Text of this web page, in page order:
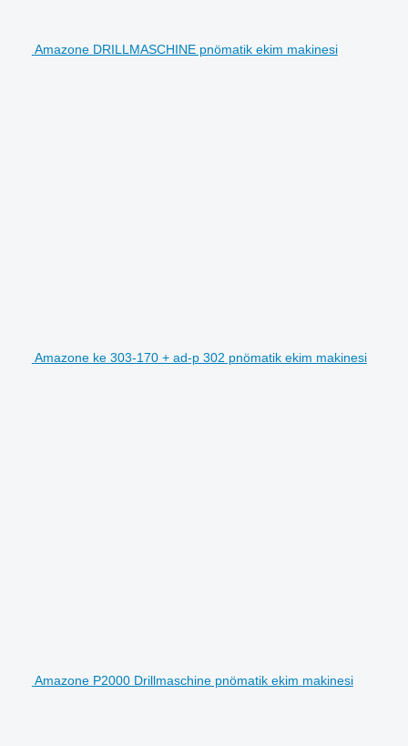
Amazone DRILLMASCHINE pnömatik ekim makinesi
Amazone ke 303-170 + ad-p 302 pnömatik ekim makinesi
Amazone P2000 Drillmaschine pnömatik ekim makinesi